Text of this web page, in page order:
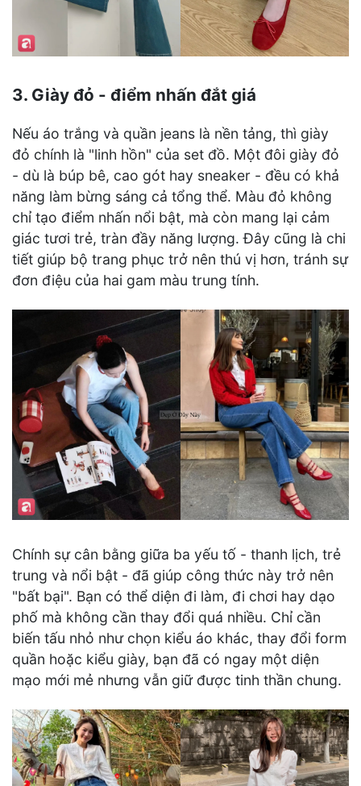
3. Giày đỏ - điểm nhấn đắt giá
Nếu áo trắng và quần jeans là nền tảng, thì giày
đỏ chính là "linh hồn" của set đồ. Một đôi giày đỏ
- dù là búp bê, cao gót hay sneaker - đều có khả
năng làm bừng sáng cả tổng thể. Màu đỏ không
chỉ tạo điểm nhấn nổi bật, mà còn mang lại cảm
giác tươi trẻ, tràn đầy năng lượng. Đây cũng là chi
tiết giúp bộ trang phục trở nên thú vị hơn, tránh sự
đơn điệu của hai gam màu trung tính.
Chính sự cân bằng giữa ba yếu tố - thanh lịch, trẻ
trung và nổi bật - đã giúp công thức này trở nên
"bất bại". Bạn có thể diện đi làm, đi chơi hay dạo
phố mà không cần thay đổi quá nhiều. Chỉ cần
biến tấu nhỏ như chọn kiểu áo khác, thay đổi form
quần hoặc kiểu giày, bạn đã có ngay một diện
mạo mới mẻ nhưng vẫn giữ được tinh thần chung.